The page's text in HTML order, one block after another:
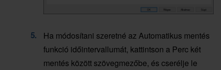
Ha módosítani szeretné az Automatikus mentés
funkció időintervallumát, kattintson a Perc két
mentés között szövegmezőbe, és cserélje le